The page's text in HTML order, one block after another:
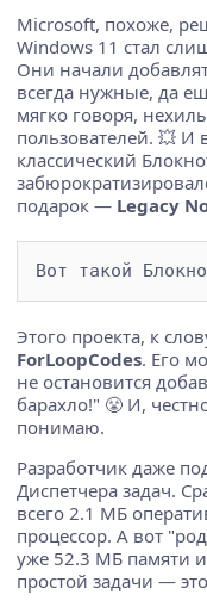
Microsoft, похоже,
Windows 11 стал
Они начали
всегда нужные, да
мягко говоря,
пользователей. 💥 И
классический
подарок — Legacy
Этого проекта, к
ForLoopCodes. Его
не остановится
барахло!" 😤 И,
понимаю.
Разработчик даже
Диспетчера задач.
всего 2.1 МБ
процессор. А вот
уже 52.3 МБ памяти и
простой задачи —